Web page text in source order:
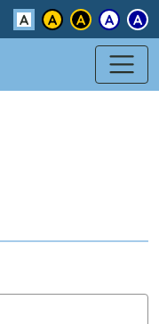
zum Inhalt
Kontrast